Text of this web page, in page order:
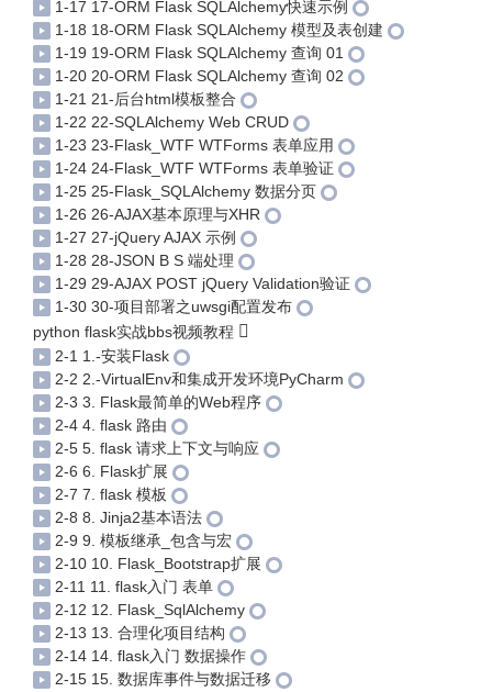
1-17 17-ORM Flask SQLAlchemy快速示例
1-18 18-ORM Flask SQLAlchemy 模型及表创建
1-19 19-ORM Flask SQLAlchemy 查询 01
1-20 20-ORM Flask SQLAlchemy 查询 02
1-21 21-后台html模板整合
1-22 22-SQLAlchemy Web CRUD
1-23 23-Flask_WTF WTForms 表单应用
1-24 24-Flask_WTF WTForms 表单验证
1-25 25-Flask_SQLAlchemy 数据分页
1-26 26-AJAX基本原理与XHR
1-27 27-jQuery AJAX 示例
1-28 28-JSON B S 端处理
1-29 29-AJAX POST jQuery Validation验证
1-30 30-项目部署之uwsgi配置发布
python flask实战bbs视频教程
2-1 1.-安装Flask
2-2 2.-VirtualEnv和集成开发环境PyCharm
2-3 3. Flask最简单的Web程序
2-4 4. flask 路由
2-5 5. flask 请求上下文与响应
2-6 6. Flask扩展
2-7 7. flask 模板
2-8 8. Jinja2基本语法
2-9 9. 模板继承_包含与宏
2-10 10. Flask_Bootstrap扩展
2-11 11. flask入门 表单
2-12 12. Flask_SqlAlchemy
2-13 13. 合理化项目结构
2-14 14. flask入门 数据操作
2-15 15. 数据库事件与数据迁移